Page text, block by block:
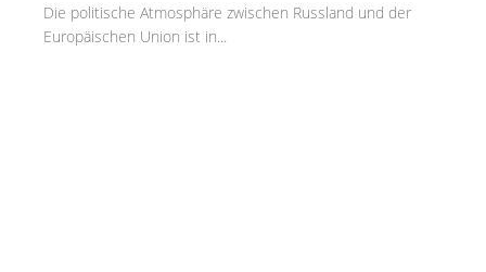
Die politische Atmosphäre zwischen Russland und der
Europäischen Union ist in...